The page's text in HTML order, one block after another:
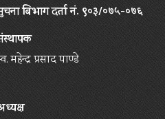
बिभाग दर्ता नं. ९०३/०७५-०७६
महेन्द्र प्रसाद पाण्डे